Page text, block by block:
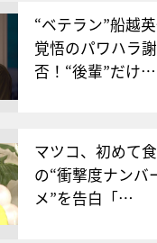
“ベテラン”船越
覚悟のパワハラ
否！“後輩”だけ…
マツコ、初めて
の“衝撃度ナンバ
メ”を告白「…